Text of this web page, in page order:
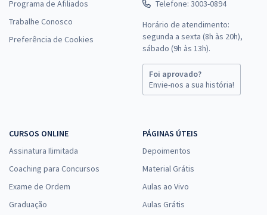
Programa de Afiliados
Trabalhe Conosco
Preferência de Cookies
Telefone: 3003-0894
Horário de atendimento:
segunda a sexta (8h às 20h),
sábado (9h às 13h).
Foi aprovado?
Envie-nos a sua história!
CURSOS ONLINE
Assinatura Ilimitada
Coaching para Concursos
Exame de Ordem
Graduação
PÁGINAS ÚTEIS
Depoimentos
Material Grátis
Aulas ao Vivo
Aulas Grátis